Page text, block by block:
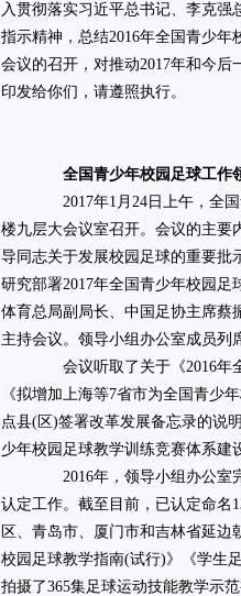
入贯彻落实习近平总书记、李克强
指示精神，总结2016年全国青少年
会议的召开，对推动2017年和今
印发给你们，请遵照执行。
全国青少年校园足球工作
2017年1月24日上午，全国
楼九层大会议室召开。会议的主要
导同志关于发展校园足球的重要批
研究部署2017年全国青少年校园
体育总局副局长、中国足协主席蔡
主持会议。领导小组办公室成员列
会议听取了关于《2016年全
《拟增加上海等7省市为全国青少
点县(区)签署改革发展备忘录的说
少年校园足球教学训练竞赛体系建
2016年，领导小组办公室
认定工作。截至目前，已认定命名
区、青岛市、厦门市和吉林省延
校园足球教学指南(试行)》《学生
拍摄了365集足球运动技能教学示